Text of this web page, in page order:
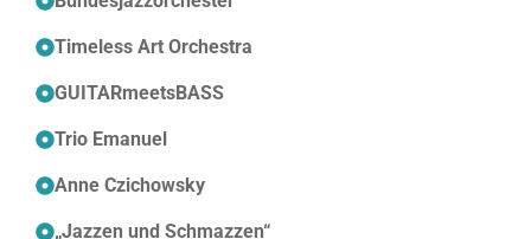
Timeless Art Orchestra
GUITARmeetsBASS
Trio Emanuel
Anne Czichowsky
„Jazzen und Schmazzen“